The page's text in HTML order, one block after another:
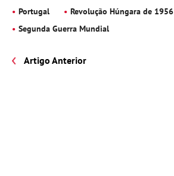
Portugal
Revolução Húngara de 1956
Segunda Guerra Mundial
Artigo Anterior